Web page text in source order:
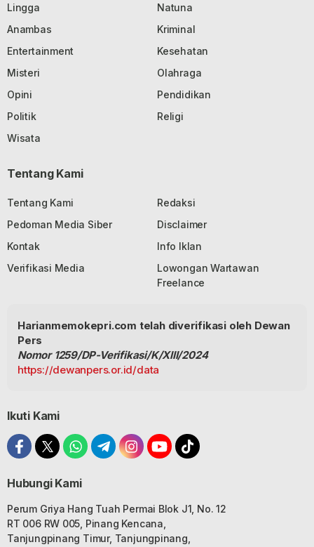
Lingga
Natuna
Anambas
Kriminal
Entertainment
Kesehatan
Misteri
Olahraga
Opini
Pendidikan
Politik
Religi
Wisata
Tentang Kami
Tentang Kami
Redaksi
Pedoman Media Siber
Disclaimer
Kontak
Info Iklan
Verifikasi Media
Lowongan Wartawan
Freelance
Harianmemokepri.com telah diverifikasi oleh Dewan
Pers
Nomor 1259/DP-Verifikasi/K/XIII/2024
https://dewanpers.or.id/data
Ikuti Kami
Hubungi Kami
Perum Griya Hang Tuah Permai Blok J1, No. 12
RT 006 RW 005, Pinang Kencana,
Tanjungpinang Timur, Tanjungpinang,